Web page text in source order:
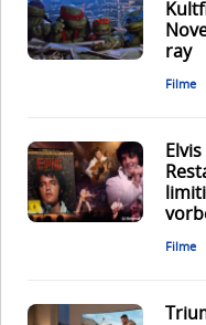
ray
Filme
Filme